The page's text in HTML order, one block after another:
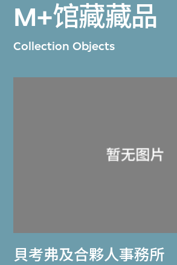
M+馆藏藏品
Collection Objects
貝考弗及合夥人事務所